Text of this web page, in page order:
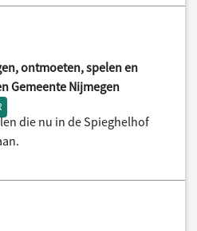
ontmoeten, spelen en
Gemeente Nijmegen
die nu in de Spieghelhof